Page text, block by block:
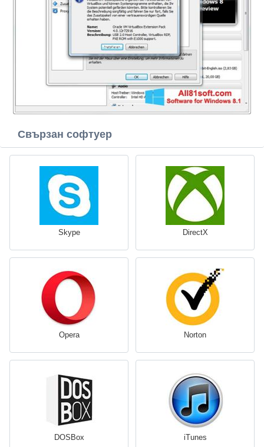
Свързан софтуер
Skype DirectX
Opera Norton
DOSBox iTunes